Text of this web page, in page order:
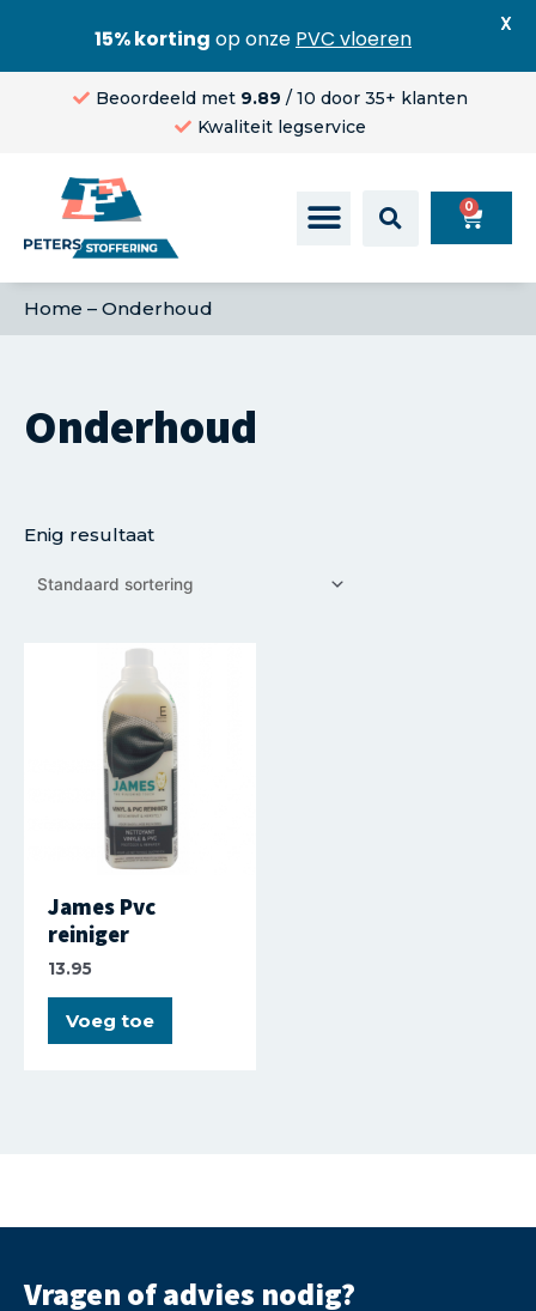
Beoordeeld met 9.89 / 10 door 35+ klanten
Kwaliteit legservice
0
Home – Onderhoud
Onderhoud
Enig resultaat
James Pvc
reiniger
13.95
Voeg toe
Vragen of advies nodig?
15% korting op onze PVC vloeren
X